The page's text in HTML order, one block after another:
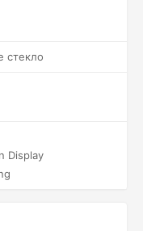
стекло
Display